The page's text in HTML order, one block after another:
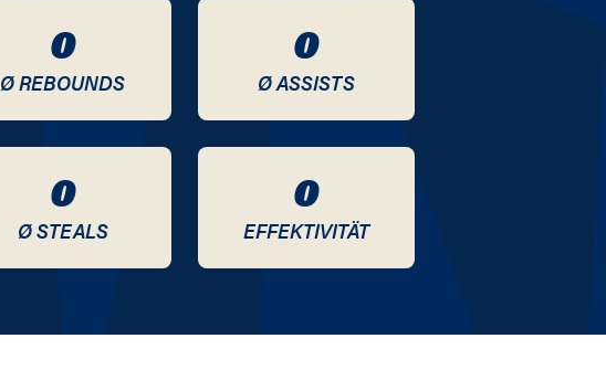
0
Ø REBOUNDS
0
Ø ASSISTS
0
Ø STEALS
0
EFFEKTIVITÄT